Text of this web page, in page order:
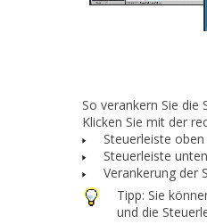
So verankern Sie die
Klicken Sie mit der
Steuerleiste oben
Steuerleiste
Verankerung der
Tipp:Sie
und die